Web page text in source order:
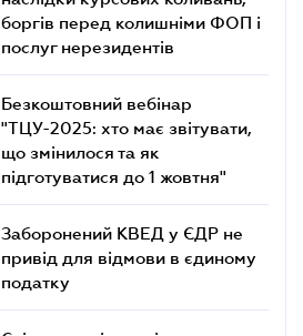
боргів перед колишніми ФОП і
послуг нерезидентів
Безкоштовний вебінар
"ТЦУ-2025: хто має звітувати,
що змінилося та як
підготуватися до 1 жовтня"
Заборонений КВЕД у ЄДР не
привід для відмови в єдиному
податку